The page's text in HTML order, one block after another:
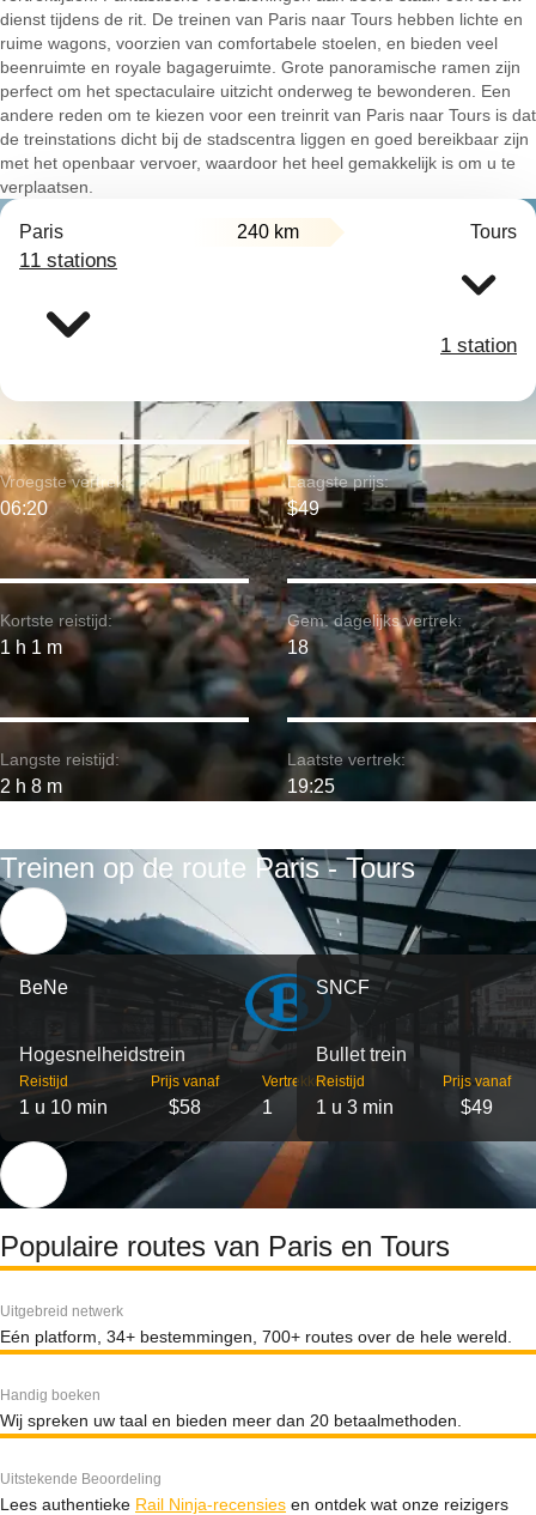
dienst tijdens de rit. De treinen van Paris naar Tours hebben lichte en
ruime wagons, voorzien van comfortabele stoelen, en bieden veel
beenruimte en royale bagageruimte. Grote panoramische ramen zijn
perfect om het spectaculaire uitzicht onderweg te bewonderen. Een
andere reden om te kiezen voor een treinrit van Paris naar Tours is dat
de treinstations dicht bij de stadscentra liggen en goed bereikbaar zijn
met het openbaar vervoer, waardoor het heel gemakkelijk is om u te
verplaatsen.
Paris 240 km Tours
11 stations
1 station
Kortste reistijd:
1 h 1 m
Vroegste vertrek:
06:20
Langste reistijd:
2 h 8 m
Laagste prijs:
$49
Gem. dagelijks vertrek:
18
Laatste vertrek:
19:25
Treinen op de route Paris - Tours
BeNe
Hogesnelheidstrein
Reistijd
1 u 10 min
Prijs vanaf
$58
Vertrekken
1
SNCF
Bullet trein
Reistijd
1 u 3 min
Prijs vanaf
$49
Populaire routes van Paris en Tours
Uitgebreid netwerk
Eén platform, 34+ bestemmingen, 700+ routes over de hele wereld.
Handig boeken
Wij spreken uw taal en bieden meer dan 20 betaalmethoden.
Uitstekende Beoordeling
Lees authentieke Rail Ninja-recensies en ontdek wat onze reizigers